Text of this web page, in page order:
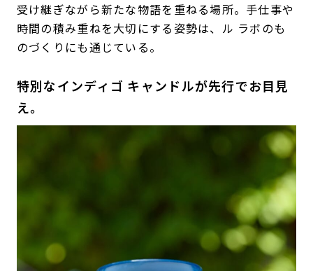
受け継ぎながら新たな物語を重ねる場所。手仕事や
時間の積み重ねを大切にする姿勢は、ル ラボのも
のづくりにも通じている。
特別なインディゴ キャンドルが先行でお目見
え。